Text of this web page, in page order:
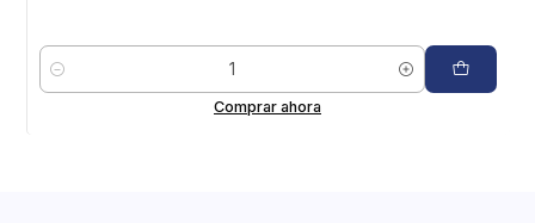
Cantidad
Comprar ahora